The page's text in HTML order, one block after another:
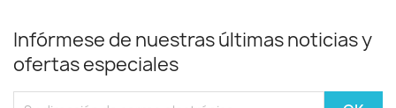
Infórmese de nuestras últimas noticias y
ofertas especiales